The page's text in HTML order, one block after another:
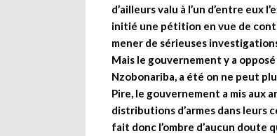
d’ailleurs valu à l’un d’entre eux
initié une pétition en vue de
mener de sérieuses
Mais le gouvernement y a
Nzobonariba, a été on ne peut
Pire, le gouvernement a mis aux
distributions d’armes dans leurs
fait donc l’ombre d’aucun doute